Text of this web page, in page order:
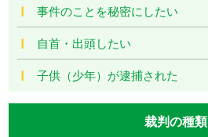
事件のことを秘密にしたい
自首・出頭したい
子供（少年）が逮捕された
裁判の種類